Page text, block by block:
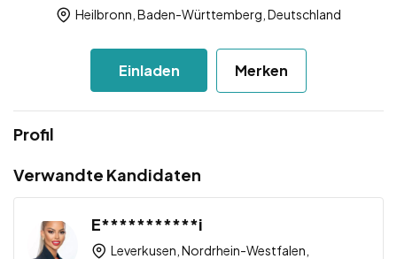
Heilbronn, Baden-Württemberg, Deutschland
Einladen Merken
Profil
Verwandte Kandidaten
E***********i
Leverkusen, Nordrhein-Westfalen,